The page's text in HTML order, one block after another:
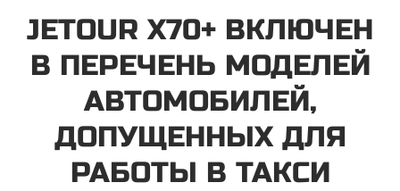
JETOUR X70+ ВКЛЮЧЕН
В ПЕРЕЧЕНЬ МОДЕЛЕЙ
АВТОМОБИЛЕЙ,
ДОПУЩЕННЫХ ДЛЯ
РАБОТЫ В ТАКСИ